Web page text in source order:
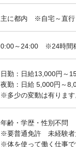
主に都内 ※自宅～直行
0:00～24:00 ※24時間
日勤：日給13,000円～
夜勤：日給 5,000円～
※多少の変動は有ります
年齢・学歴・性別不問
※要普通免許 未経験者
※体を使って働く仕事で